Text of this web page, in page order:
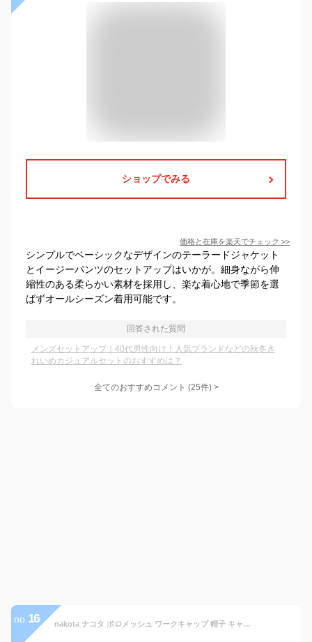
ショップでみる
価格と在庫を楽天でチェック >>
シンプルでベーシックなデザインのテーラードジャケット
とイージーパンツのセットアップはいかが。細身ながら伸
縮性のある柔らかい素材を採用し、楽な着心地で季節を選
ばずオールシーズン着用可能です。
回答された質問
メンズセットアップ｜40代男性向け！人気ブランドなどの秋冬き
れいめカジュアルセットのおすすめは？
全てのおすすめコメント (25件) >
no. 16 nakota ナコタ ポロメッシュ ワークキャップ 帽子 キャップ メンズ レディース 深め ブランド 夏 夏用 涼しい 大きいサイズ 小さめサイズ 熱中症対策 紫外線対策 UV プレゼント 洗える